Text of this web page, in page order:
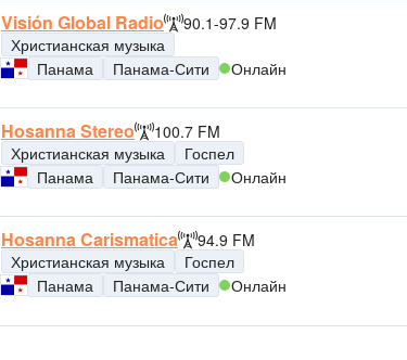
Visión Global Radio
90.1-97.9 FM
Христианская музыка
Панама
Панама-Сити Онлайн
Hosanna Stereo
100.7 FM
Христианская музыка
Госпел
Панама
Панама-Сити Онлайн
Hosanna Carismatica
94.9 FM
Христианская музыка
Госпел
Панама
Панама-Сити Онлайн